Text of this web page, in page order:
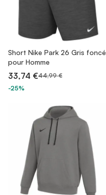
Short Nike Park 26 Gris foncé
pour Homme
33,74 €44,99 €
-25%